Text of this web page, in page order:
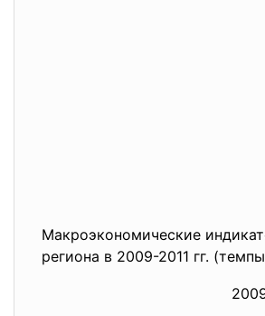
Макроэкономические
региона в 2009-2011 гг.